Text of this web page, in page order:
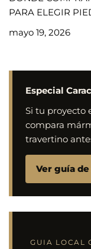
PARA ELEGIR
mayo 19, 2026
Especial
Si tu proyecto
compara
travertino
Ver guía
GUIA LOCAL